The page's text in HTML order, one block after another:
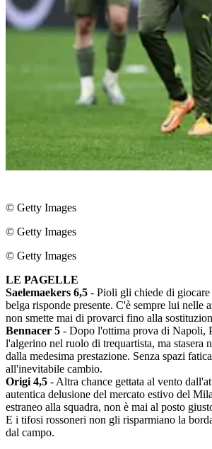
© Getty Images
© Getty Images
© Getty Images
LE PAGELLE
Saelemaekers 6,5 - Pioli gli chiede di giocare
belga risponde presente. C'è sempre lui nelle
non smette mai di provarci fino alla
Bennacer 5 - Dopo l'ottima prova di Napoli,
l'algerino nel ruolo di trequartista, ma stasera
dalla medesima prestazione. Senza spazi
all'inevitabile cambio.
Origi 4,5 - Altra chance gettata al vento
autentica delusione del mercato estivo del
estraneo alla squadra, non è mai al posto
E i tifosi rossoneri non gli risparmiano la
dal campo.